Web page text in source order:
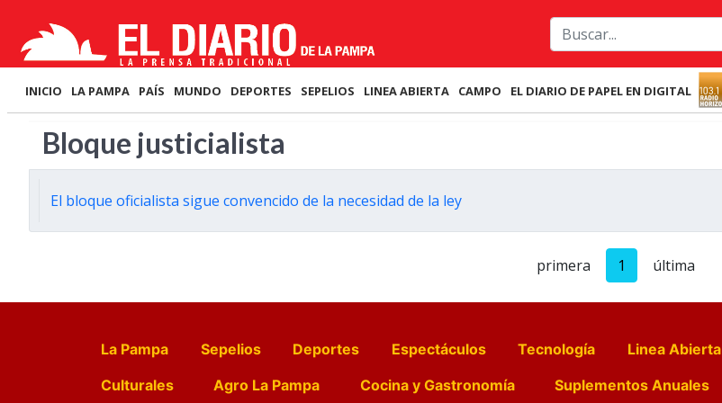
INICIO LA PAMPA PAÍS MUNDO DEPORTES SEPELIOS LINEA ABIERTA CAMPO EL DIARIO DE PAPEL EN DIGITAL
Bloque justicialista
El bloque oficialista sigue convencido de la necesidad de la ley
primera 1 última
La Pampa Sepelios Deportes Espectáculos Tecnología Linea Abierta
Culturales
Agro La Pampa Cocina y Gastronomía Suplementos Anuales